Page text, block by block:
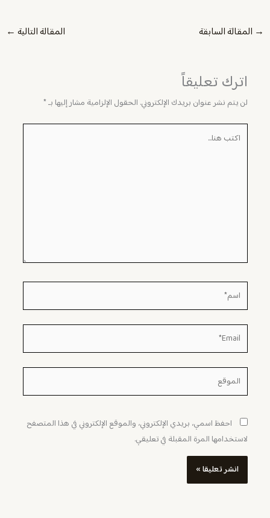
→ المقالة السابقة المقالة التالية ←
اترك تعليقاً
لن يتم نشر عنوان بريدك الإلكتروني. الحقول الإلزامية مشار إليها بـ*
اسم*
Email*
الموقع
احفظ اسمي، بريدي الإلكتروني، والموقع الإلكتروني في هذا المتصفح
لاستخدامها المرة المقبلة في تعليقي.